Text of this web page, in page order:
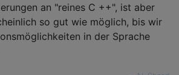
an "reines C ++", ist aber
so gut wie möglich, bis wir
in der Sprache